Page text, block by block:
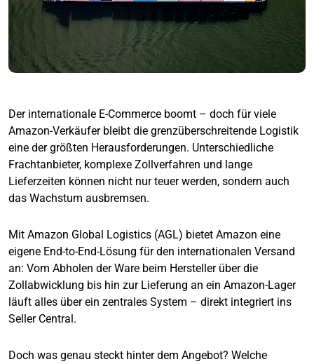
Der internationale E-Commerce boomt – doch für viele
Amazon-Verkäufer bleibt die grenzüberschreitende Logistik
eine der größten Herausforderungen. Unterschiedliche
Frachtanbieter, komplexe Zollverfahren und lange
Lieferzeiten können nicht nur teuer werden, sondern auch
das Wachstum ausbremsen.
Mit Amazon Global Logistics (AGL) bietet Amazon eine
eigene End-to-End-Lösung für den internationalen Versand
an: Vom Abholen der Ware beim Hersteller über die
Zollabwicklung bis hin zur Lieferung an ein Amazon-Lager
läuft alles über ein zentrales System – direkt integriert ins
Seller Central.
Doch was genau steckt hinter dem Angebot? Welche